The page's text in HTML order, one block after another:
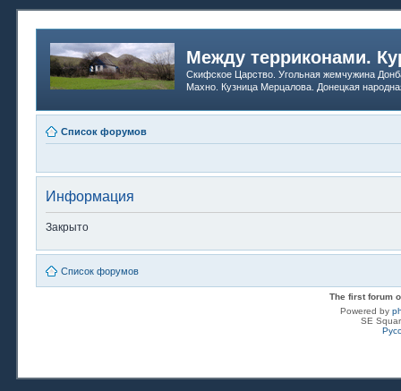
Между терриконами.
Скифское Царство. Угольная жемчужина
Махно. Кузница Мерцалова. Донецкая
Список форумов
Информация
Закрыто
Список форумов
The first forum
Powered by
SE